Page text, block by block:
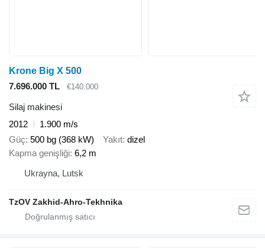
Krone Big X 500
7.696.000 TL
€140.000
Silaj makinesi
2012
1.900 m/s
Güç 500 bg (368 kW) Yakıt dizel
Kapma genişliği 6,2 m
Ukrayna, Lutsk
TzOV Zakhid-Ahro-Tekhnika